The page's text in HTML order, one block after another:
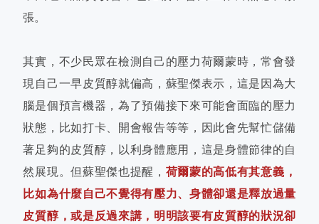
張。
其實，不少民眾在檢測自己的壓力荷爾蒙時，常會發
現自己一早皮質醇就偏高，蘇聖傑表示，這是因為大
腦是個預言機器，為了預備接下來可能會面臨的壓力
狀態，比如打卡、開會報告等等，因此會先幫忙儲備
著足夠的皮質醇，以利身體應用，這是身體節律的自
然展現。但蘇聖傑也提醒， 荷爾蒙的高低有其意義，
比如為什麼自己不覺得有壓力、身體卻還是釋放過量
皮質醇，或是反過來講，明明該要有皮質醇的狀況卻